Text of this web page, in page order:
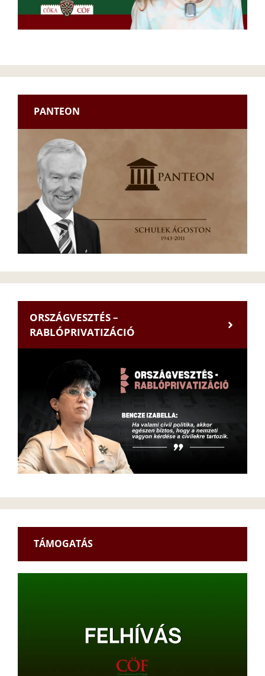
PANTEON
ORSZÁGVESZTÉS –
RABLÓPRIVATIZÁCIÓ
TÁMOGATÁS